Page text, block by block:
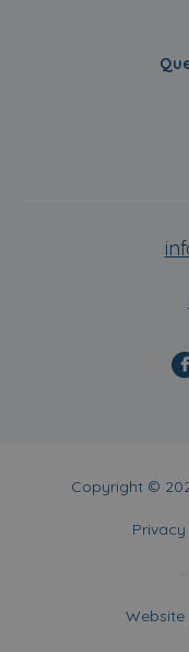
Copyright ©